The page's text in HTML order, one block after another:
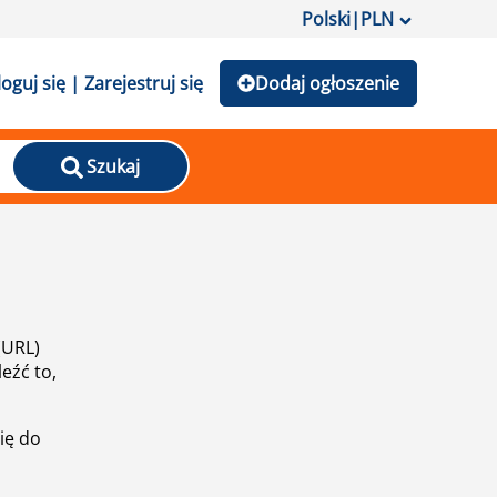
Polski|PLN
się | Zarejestruj się Dodaj ogłoszenie
Szukaj
to,
do